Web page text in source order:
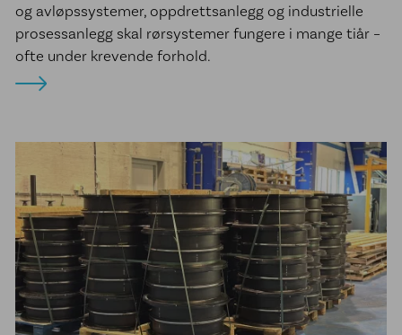
og avløpssystemer, oppdrettsanlegg og industrielle
prosessanlegg skal rørsystemer fungere i mange tiår –
ofte under krevende forhold.